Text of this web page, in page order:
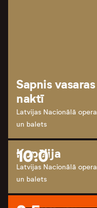
Sapnis vasaras
naktī
Latvijas Nacionālā opera
un balets
10.0
Kopēlija
Latvijas Nacionālā opera
un balets